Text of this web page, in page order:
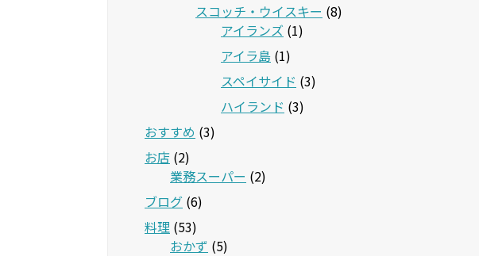
スコッチ・ウイスキー (8)
アイランズ (1)
アイラ島 (1)
スペイサイド (3)
ハイランド (3)
おすすめ (3)
お店 (2)
業務スーパー (2)
ブログ (6)
料理 (53)
おかず (5)